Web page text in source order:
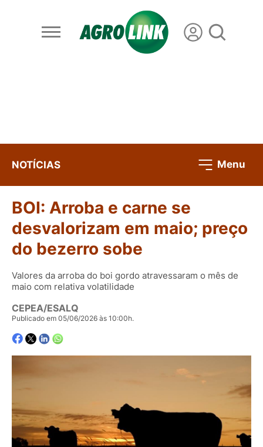
NOTÍCIAS Menu
BOI: Arroba e carne se
desvalorizam em maio; preço
do bezerro sobe
Valores da arroba do boi gordo atravessaram o mês de
maio com relativa volatilidade
CEPEA/ESALQ
Publicado em 05/06/2026 às 10:00h.